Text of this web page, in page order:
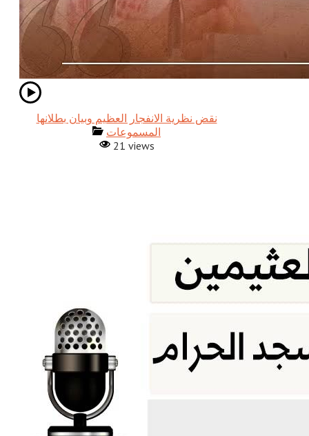
نقض نظرية الانفجار العظيم وبيان بطلانها
المسموعات
21 views